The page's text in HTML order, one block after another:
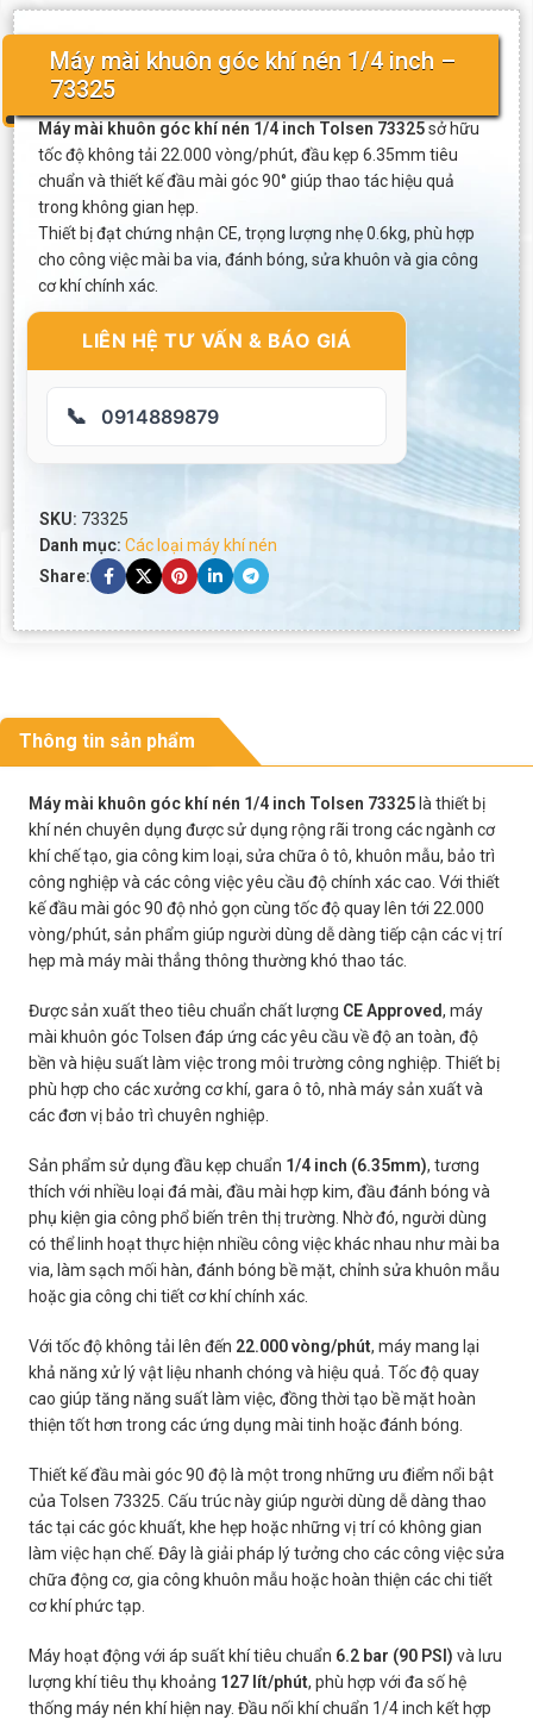
Máy mài khuôn góc khí nén 1/4 inch –
73325
Máy mài khuôn góc khí nén 1/4 inch Tolsen 73325sở hữu
tốc độ không tải 22.000 vòng/phút, đầu kẹp 6.35mm tiêu
chuẩn và thiết kế đầu mài góc 90° giúp thao tác hiệu quả
trong không gian hẹp.
Thiết bị đạt chứng nhận CE, trọng lượng nhẹ 0.6kg, phù hợp
cho công việc mài ba via, đánh bóng, sửa khuôn và gia công
cơ khí chính xác.
LIÊN HỆ TƯ VẤN & BÁO GIÁ
📞 0914889879
SKU: 73325
Danh mục: Các loại máy khí nén
Share:
Thông tin sản phẩm
Máy mài khuôn góc khí nén 1/4 inch Tolsen 73325 là thiết bị
khí nén chuyên dụng được sử dụng rộng rãi trong các ngành cơ
khí chế tạo, gia công kim loại, sửa chữa ô tô, khuôn mẫu, bảo trì
công nghiệp và các công việc yêu cầu độ chính xác cao. Với thiết
kế đầu mài góc 90 độ nhỏ gọn cùng tốc độ quay lên tới 22.000
vòng/phút, sản phẩm giúp người dùng dễ dàng tiếp cận các vị trí
hẹp mà máy mài thẳng thông thường khó thao tác.
Được sản xuất theo tiêu chuẩn chất lượng CE Approved, máy
mài khuôn góc Tolsen đáp ứng các yêu cầu về độ an toàn, độ
bền và hiệu suất làm việc trong môi trường công nghiệp. Thiết bị
phù hợp cho các xưởng cơ khí, gara ô tô, nhà máy sản xuất và
các đơn vị bảo trì chuyên nghiệp.
Sản phẩm sử dụng đầu kẹp chuẩn 1/4 inch (6.35mm), tương
thích với nhiều loại đá mài, đầu mài hợp kim, đầu đánh bóng và
phụ kiện gia công phổ biến trên thị trường. Nhờ đó, người dùng
có thể linh hoạt thực hiện nhiều công việc khác nhau như mài ba
via, làm sạch mối hàn, đánh bóng bề mặt, chỉnh sửa khuôn mẫu
hoặc gia công chi tiết cơ khí chính xác.
Với tốc độ không tải lên đến 22.000 vòng/phút, máy mang lại
khả năng xử lý vật liệu nhanh chóng và hiệu quả. Tốc độ quay
cao giúp tăng năng suất làm việc, đồng thời tạo bề mặt hoàn
thiện tốt hơn trong các ứng dụng mài tinh hoặc đánh bóng.
Thiết kế đầu mài góc 90 độ là một trong những ưu điểm nổi bật
của Tolsen 73325. Cấu trúc này giúp người dùng dễ dàng thao
tác tại các góc khuất, khe hẹp hoặc những vị trí có không gian
làm việc hạn chế. Đây là giải pháp lý tưởng cho các công việc sửa
chữa động cơ, gia công khuôn mẫu hoặc hoàn thiện các chi tiết
cơ khí phức tạp.
Máy hoạt động với áp suất khí tiêu chuẩn 6.2 bar (90 PSI) và lưu
lượng khí tiêu thụ khoảng 127 lít/phút, phù hợp với đa số hệ
thống máy nén khí hiện nay. Đầu nối khí chuẩn 1/4 inch kết hợp